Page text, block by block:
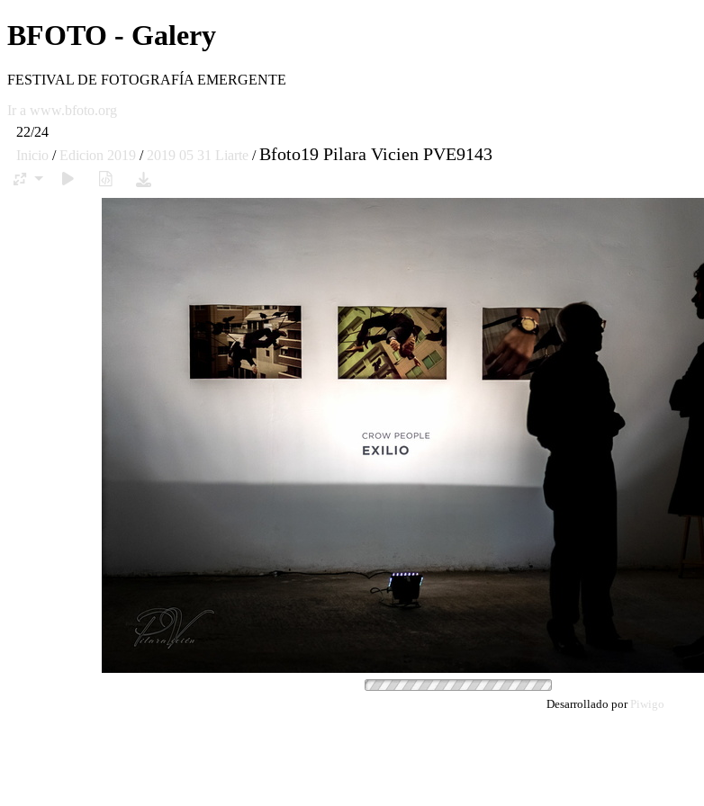
BFOTO - Galery
FESTIVAL DE FOTOGRAFÍA EMERGENTE
Ir a www.bfoto.org
22/24
Inicio / Edicion 2019 / 2019 05 31 Liarte /Bfoto19 Pilara Vicien PVE9143
Desarrollado por Piwigo